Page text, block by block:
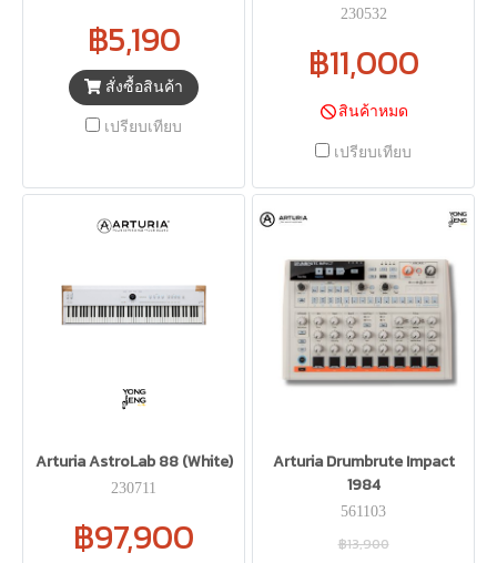
฿5,190
สั่งซื้อสินค้า
เปรียบเทียบ
230532
฿11,000
สินค้าหมด
เปรียบเทียบ
Arturia AstroLab 88 (White)
230711
฿97,900
Arturia Drumbrute Impact
1984
561103
฿13,900